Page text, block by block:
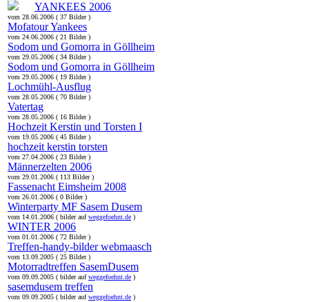
YANKEES 2006
vom 28.06.2006 ( 37 Bilder )
Mofatour Yankees
vom 24.06.2006 ( 21 Bilder )
Sodom und Gomorra in Göllheim
vom 29.05.2006 ( 34 Bilder )
Sodom und Gomorra in Göllheim
vom 29.05.2006 ( 19 Bilder )
Lochmühl-Ausflug
vom 28.05.2006 ( 70 Bilder )
Vatertag
vom 28.05.2006 ( 16 Bilder )
Hochzeit Kerstin und Torsten I
vom 19.05.2006 ( 45 Bilder )
hochzeit kerstin torsten
vom 27.04.2006 ( 23 Bilder )
Männerzelten 2006
vom 29.01.2006 ( 113 Bilder )
Fassenacht Eimsheim 2008
vom 26.01.2006 ( 0 Bilder )
Winterparty MF Sasem Dusem
vom 14.01.2006 ( bilder aufweggefoehnt.de )
WINTER 2006
vom 01.01.2006 ( 72 Bilder )
Treffen-handy-bilder webmaasch
vom 13.09.2005 ( 25 Bilder )
Motorradtreffen SasemDusem
vom 09.09.2005 ( bilder aufweggefoehnt.de )
sasemdusem treffen
vom 09.09.2005 ( bilder aufweggefoehnt.de )